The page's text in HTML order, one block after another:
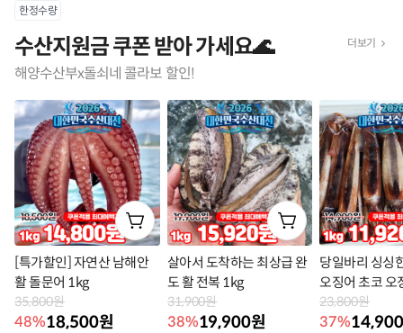
상
품
라
벨
한정수량
수산지원금 쿠폰 받아 가세요🌊
해양수산부x돌쇠네 콜라보 할인!
더보기
[특가할인] 자연산 남해안
활 돌문어 1kg
35,800원
48%18,500원
살아서 도착하는 최상급 완
도 활 전복 1kg
31,900원
38%19,900원
당일바리 싱싱
오징어 초코 오
23,800원
37%